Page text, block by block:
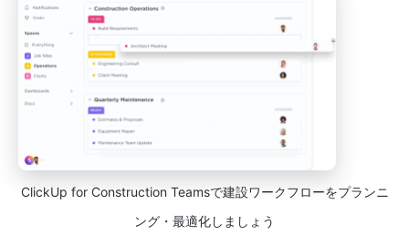
ClickUp for Construction Teamsで建設ワークフローをプランニ
ング・最適化しましょう